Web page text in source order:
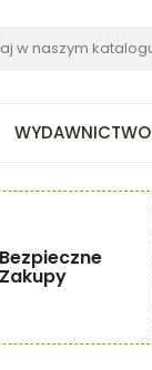
WYDAWNICTWO
Bezpieczne
Zakupy